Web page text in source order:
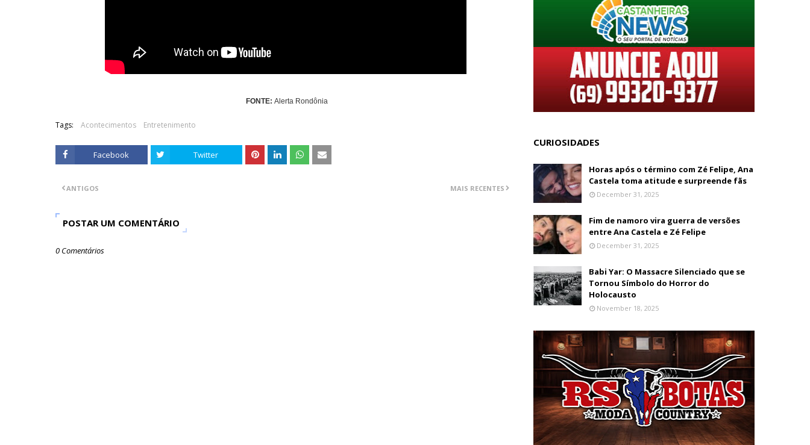
FONTE: Alerta Rondônia
Tags: Acontecimentos Entretenimento
Facebook Twitter
MAIS RECENTES
ANTIGOS
POSTAR UM COMENTÁRIO
0 Comentários
CURIOSIDADES
Horas após o término com Zé Felipe, Ana
Castela toma atitude e surpreende fãs
December 31, 2025
Fim de namoro vira guerra de versões
entre Ana Castela e Zé Felipe
December 31, 2025
Babi Yar: O Massacre Silenciado que se
Tornou Símbolo do Horror do
Holocausto
November 18, 2025